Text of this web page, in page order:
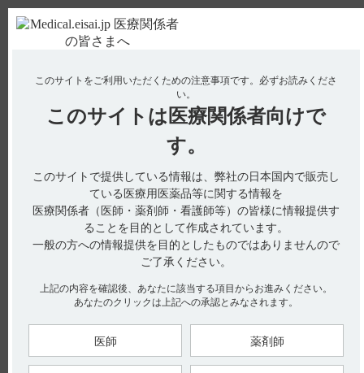
使用期限検索 Drug Information
No : 1902
【タンボコール・錠・細粒】 使用期限は何年で
【タンボコール・錠・細粒】
使用期限は何年ですか？
電子添文には、「有効期間：3年」と記載があります。（引用
※お手元のエーザイ製品の製造番号から使用期限を検索できま
使用期限検索サイトはこちら
このサイトをご利用いただくための注意事項です。 必ずお読みくださ
い。
このサイトは 医療関係者向けで
す。
このサイトで提供している情報は、弊社の日本国内で販売し
ている医療用医薬品等に関する情報を
医療関係者（医師・薬剤師・看護師等）の皆様に情報提供す
ることを目的として作成されています。
一般の方への情報提供を目的としたものではありませんので
ご了承ください。
上記の内容を確認後、あなたに該当する項目からお進みください。
あなたのクリックは上記への承認とみなされます。
医師 薬剤師